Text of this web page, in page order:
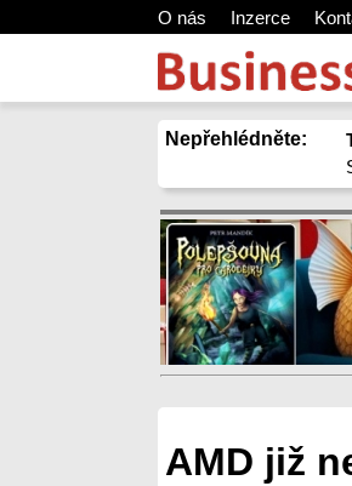
O nás Inzerce
Nepřehlédněte:
AMD již